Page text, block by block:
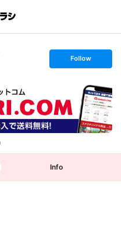
s
t
o
w
Follow
Info